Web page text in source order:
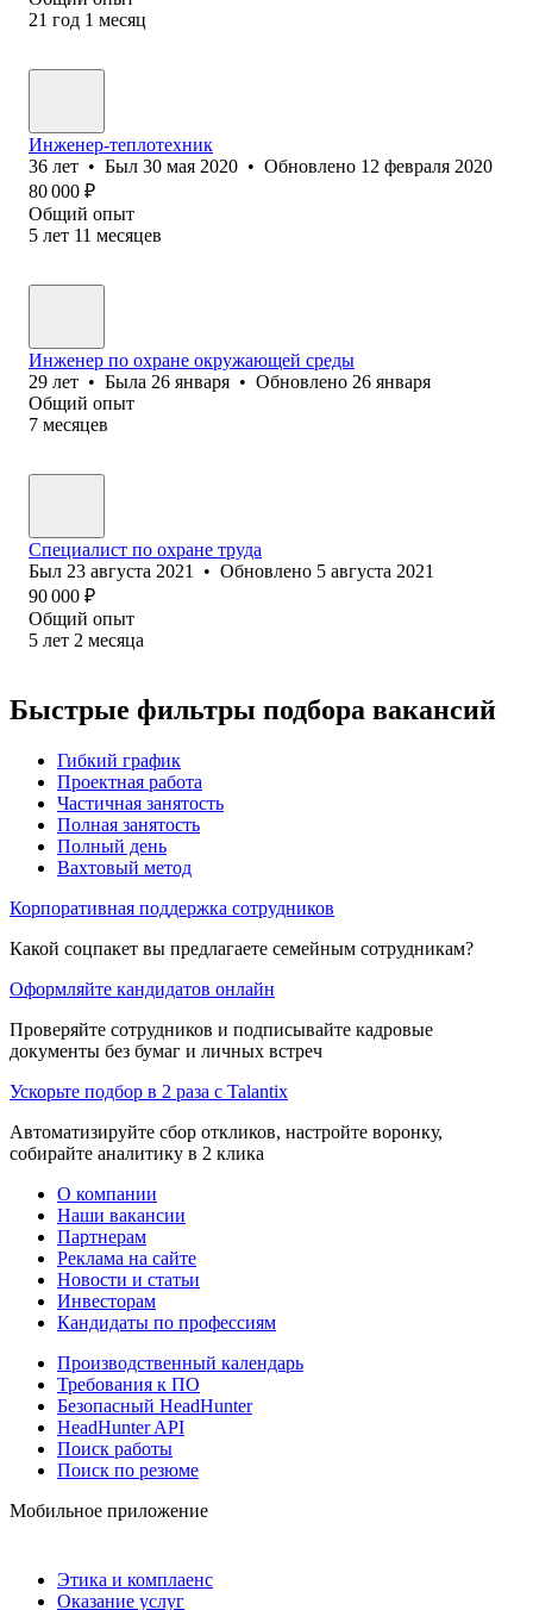
21 год 1 месяц
Инженер-теплотехник
36 лет • Был 30 мая 2020 • Обновлено 12 февраля 2020
80 000 ₽
Общий опыт
5 лет 11 месяцев
Инженер по охране окружающей среды
29 лет • Была 26 января • Обновлено 26 января
Общий опыт
7 месяцев
Специалист по охране труда
Был 23 августа 2021 • Обновлено 5 августа 2021
90 000 ₽
Общий опыт
5 лет 2 месяца
Быстрые фильтры подбора вакансий
Гибкий график
Проектная работа
Частичная занятость
Полная занятость
Полный день
Вахтовый метод
Корпоративная поддержка сотрудников
Какой соцпакет вы предлагаете семейным сотрудникам?
Оформляйте кандидатов онлайн
Проверяйте сотрудников и подписывайте кадровые
документы без бумаг и личных встреч
Ускорьте подбор в 2 раза с Talantix
Автоматизируйте сбор откликов, настройте воронку,
собирайте аналитику в 2 клика
О компании
Наши вакансии
Партнерам
Реклама на сайте
Новости и статьи
Инвесторам
Кандидаты по профессиям
Производственный календарь
Требования к ПО
Безопасный HeadHunter
HeadHunter API
Поиск работы
Поиск по резюме
Мобильное приложение
Этика и комплаенс
Оказание услуг